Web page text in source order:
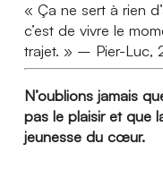
« Ça ne sert à rien
c’est de vivre le
trajet. » – Pier-Luc,
N’oublions jamais
pas le plaisir et que
jeunesse du cœur.